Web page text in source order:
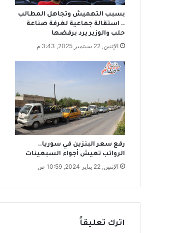
ت
د
ي
ع
ى
أ
م
ل
ا
ك
ا
ل
ا
ا
بسبب التهميش وتجاهل المطالب
.. استقالة جماعية لغرفة صناعة
حلب والوزير يرد برفضها
الإثنين, 22 سبتمبر 2025, 3:43 م
رفع سعر البنزين في سوريا..
الرواتب تعيش أجواء السبعينات
الإثنين, 22 يناير 2024, 10:59 ص
اترك تعليقاً